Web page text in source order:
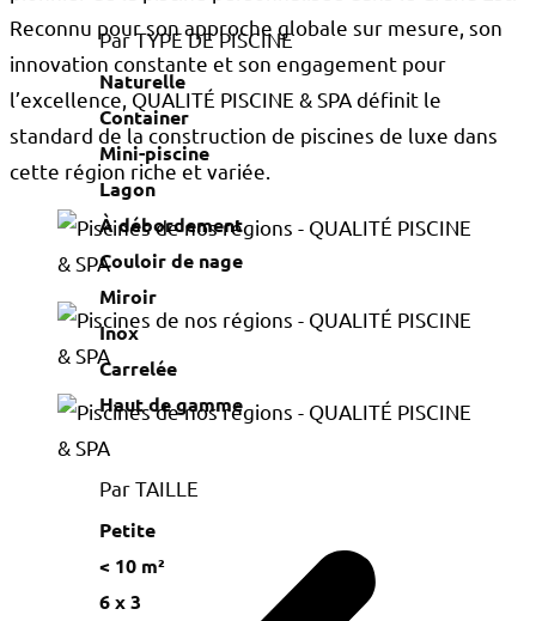
Par TYPE DE PISCINE
Naturelle
Container
Mini-piscine
Lagon
À débordement
Couloir de nage
Miroir
Inox
Carrelée
Haut de gamme
Par TAILLE
Petite
< 10 m²
6 x 3
Reconnu pour son approche globale sur mesure, son
innovation constante et son engagement pour
l’excellence, QUALITÉ PISCINE & SPA définit le
standard de la construction de piscines de luxe dans
cette région riche et variée.